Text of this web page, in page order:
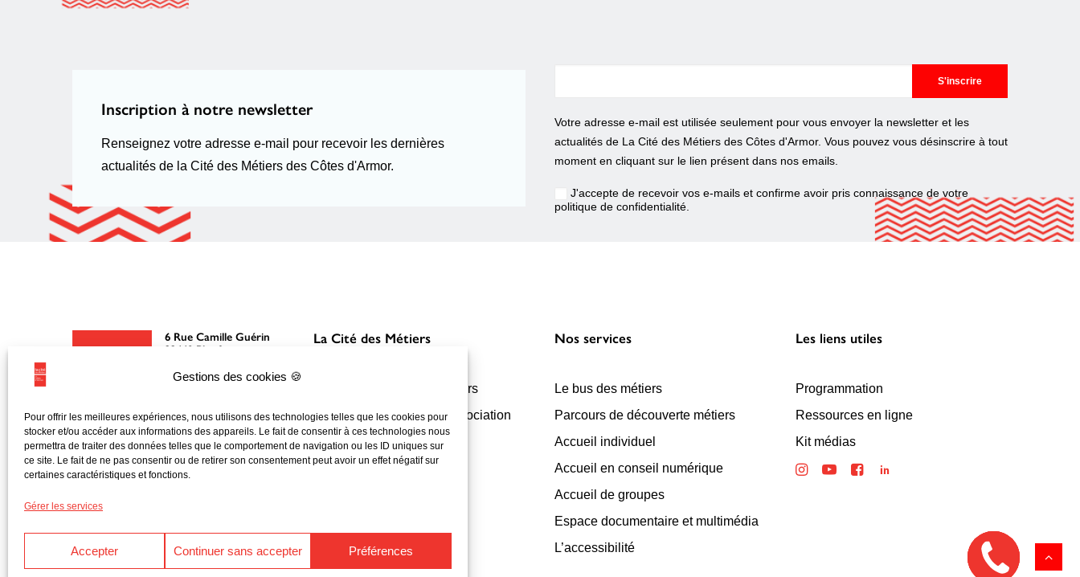
Gestions des cookies 🍪
Pour offrir les meilleures expériences, nous utilisons des technologies telles que les cookies pour
stocker et/ou accéder aux informations des appareils. Le fait de consentir à ces technologies nous
permettra de traiter des données telles que le comportement de navigation ou les ID uniques sur
ce site. Le fait de ne pas consentir ou de retirer son consentement peut avoir un effet négatif sur
certaines caractéristiques et fonctions.
Gérer les services
Accepter Continuer sans accepter Préférences
Inscription à notre newsletter
Renseignez votre adresse e-mail pour recevoir les dernières
actualités de la Cité des Métiers des Côtes d'Armor.
Votre adresse e-mail est utilisée seulement pour vous envoyer la newsletter et les
actualités de La Cité des Métiers des Côtes d'Armor. Vous pouvez vous désinscrire à tout
moment en cliquant sur le lien présent dans nos emails.
J'accepte de recevoir vos e-mails et confirme avoir pris connaissance de votre
politique de confidentialité.
6 Rue Camille Guérin
22440 Ploufragan
02 96 76 51 51
Politique de
confidentialité
La Cité des Métiers
Découvrir la Cité des Métiers
Le fonctionnement de l’association
Nos missions d’information
Nos partenaires financiers
Nos services
Le bus des métiers
Parcours de découverte métiers
Accueil individuel
Accueil en conseil numérique
Accueil de groupes
Espace documentaire et multimédia
L’accessibilité
Les liens utiles
Programmation
Ressources en ligne
Kit médias
Rappelez
moi